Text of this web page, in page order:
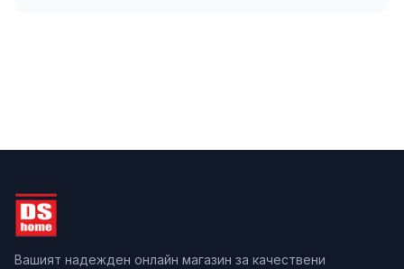
Вашият надежден онлайн магазин за качествени